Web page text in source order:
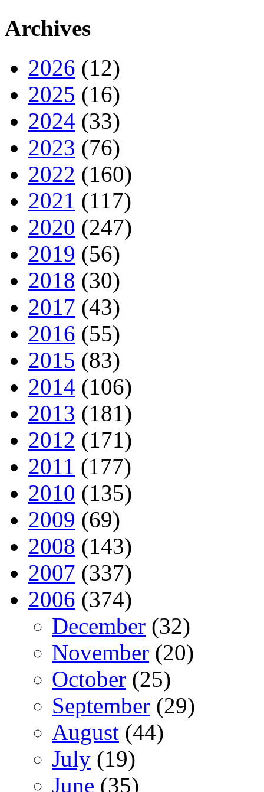
Archives
2026 (12)
2025 (16)
2024 (33)
2023 (76)
2022 (160)
2021 (117)
2020 (247)
2019 (56)
2018 (30)
2017 (43)
2016 (55)
2015 (83)
2014 (106)
2013 (181)
2012 (171)
2011 (177)
2010 (135)
2009 (69)
2008 (143)
2007 (337)
2006 (374)
December (32)
November (20)
October (25)
September (29)
August (44)
July (19)
June (35)